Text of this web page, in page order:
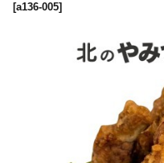
[a136-005]